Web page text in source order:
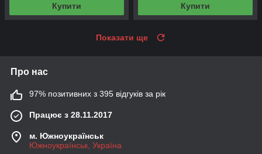
Купити Купити
Показати ще
Про нас
97% позитивних з 395 відгуків за рік
Працює з 28.11.2017
м. Южноукраїнськ
Южноукраїнськ, Україна